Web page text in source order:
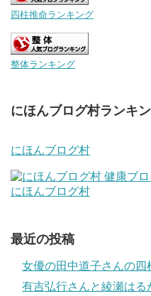
四柱推命ランキング
整体ランキング
にほんブログ村ランキ
にほんブログ村
にほんブログ村
最近の投稿
女優の田中道子さんの四
有吉弘行さんと綾瀬はる